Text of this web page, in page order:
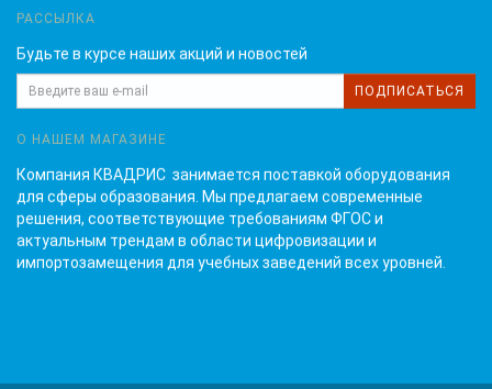
РАССЫЛКА
Будьте в курсе наших акций и новостей
ПОДПИСАТЬСЯ
О НАШЕМ МАГАЗИНЕ
Компания КВАДРИС занимается поставкой оборудования
для сферы образования. Мы предлагаем современные
решения, соответствующие требованиям ФГОС и
актуальным трендам в области цифровизации и
импортозамещения для учебных заведений всех уровней.